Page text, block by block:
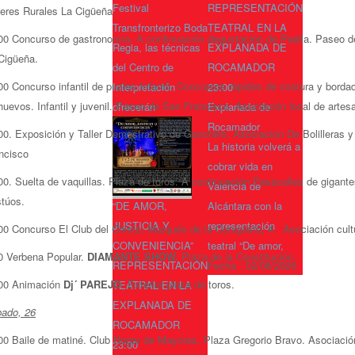
Festival
Transfronterizo Boda
Regia, las técnicas
del Centro de
Interpretación
ofrecerán
“DE AMOR,
JUSTICIA Y
CONVENIENCIA”
REPRESENTACIÓN
TEATRAL EN LA
EXPLANADA DE
ROCAMADOR
23:00
REPRESENTACIÓN
TEATRAL EN LA
EXPLANADA DE
ROCAMADOR
23:00
Explanada de
Rocamador
La historia volverá a
cobrar vida en
Valencia de
Alcántara con la
representación
teatral “De amor,
Fecha :02/08/2026
Rurales La Cigüeña.
Concurso de gastronomía. A continuación degustación de Paella. Paseo
Concurso infantil de puzles Infantil. Concursos rápidos de costura y
Infantil y juvenil. Paseo de San Francisco. Asociación local de
Exposición y Taller Demostrativo de Ganchillo. Asociación De Bolilleras
Suelta de vaquillas. Plaza de toros. A continuación Pasacalles de
Concurso El Club del Chiste. Marqués de la Conquista, 4. Asociación
Verbena Popular. DIAMANTE SHOW. Plaza de la Constitución.
Animación Dj´ PAREJO. Exterior plaza de toros.
26
Baile de matiné. Club Hogar de Mayores. Plaza Gregorio Bravo.